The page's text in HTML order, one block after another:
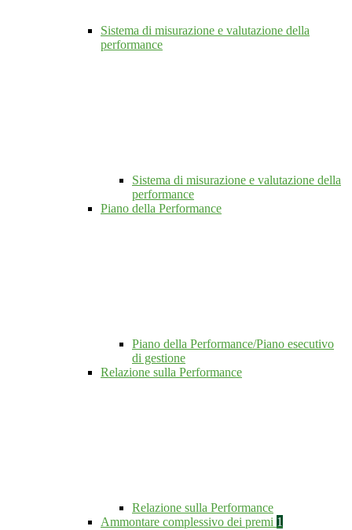
Sistema di misurazione e valutazione della
performance
Sistema di misurazione e valutazione della
performance
Piano della Performance
Piano della Performance/Piano esecutivo
di gestione
Relazione sulla Performance
Relazione sulla Performance
Ammontare complessivo dei premi 1